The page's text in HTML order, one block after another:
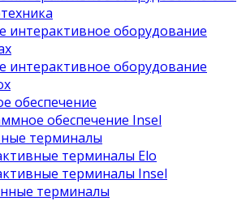
интерактивное оборудование
интерактивное оборудование
обеспечение
обеспечение Insel
терминалы
терминалы Elo
терминалы Insel
терминалы